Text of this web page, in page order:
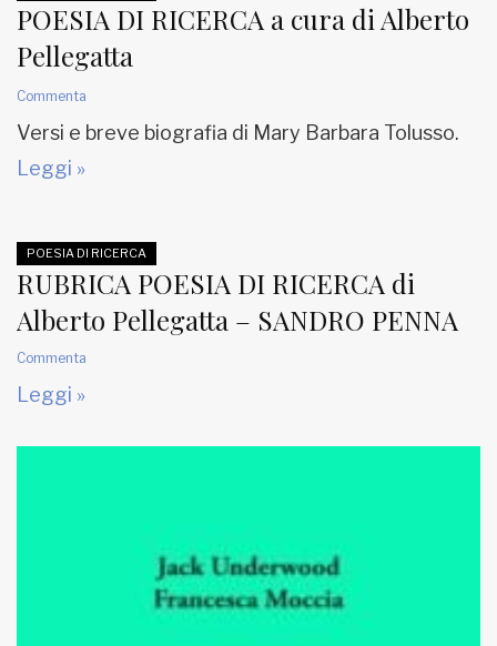
POESIA DI RICERCA a cura di Alberto
Pellegatta
Commenta
Versi e breve biografia di Mary Barbara Tolusso.
Leggi »
POESIA DI RICERCA
RUBRICA POESIA DI RICERCA di
Alberto Pellegatta – SANDRO PENNA
Commenta
Leggi »